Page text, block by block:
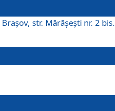
str. Mărăşeşti nr. 2 bis.